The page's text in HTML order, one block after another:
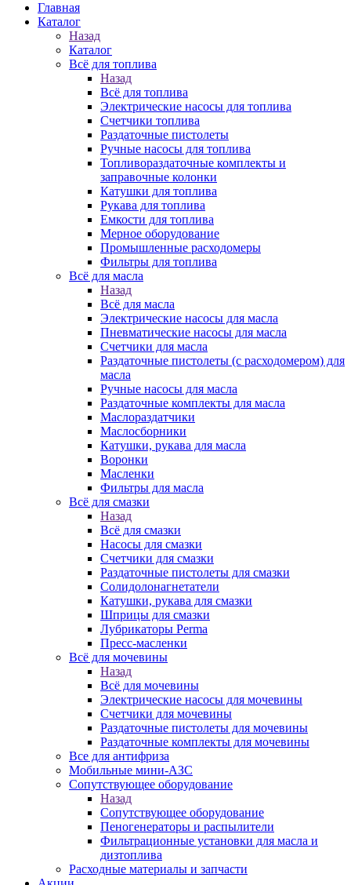
Главная
Каталог
Назад
Каталог
Всё для топлива
Назад
Всё для топлива
Электрические насосы для топлива
Счетчики топлива
Раздаточные пистолеты
Ручные насосы для топлива
Топливораздаточные комплекты и
заправочные колонки
Катушки для топлива
Рукава для топлива
Емкости для топлива
Мерное оборудование
Промышленные расходомеры
Фильтры для топлива
Всё для масла
Назад
Всё для масла
Электрические насосы для масла
Пневматические насосы для масла
Счетчики для масла
Раздаточные пистолеты (с расходомером) для
масла
Ручные насосы для масла
Раздаточные комплекты для масла
Маслораздатчики
Маслосборники
Катушки, рукава для масла
Воронки
Масленки
Фильтры для масла
Всё для смазки
Назад
Всё для смазки
Насосы для смазки
Счетчики для смазки
Раздаточные пистолеты для смазки
Солидолонагнетатели
Катушки, рукава для смазки
Шприцы для смазки
Лубрикаторы Perma
Пресс-масленки
Всё для мочевины
Назад
Всё для мочевины
Электрические насосы для мочевины
Счетчики для мочевины
Раздаточные пистолеты для мочевины
Раздаточные комплекты для мочевины
Все для антифриза
Мобильные мини-АЗС
Сопутствующее оборудование
Назад
Сопутствующее оборудование
Пеногенераторы и распылители
Фильтрационные установки для масла и
дизтоплива
Расходные материалы и запчасти